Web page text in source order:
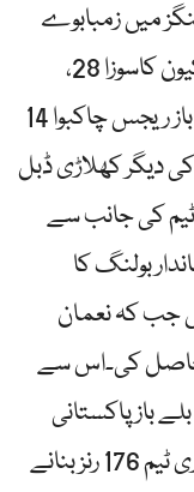
میں زمبابوے
کی جانب سے تریسائی مساکنڈا 43، کیون کاسوزا 28،
کپتان برنڈن ٹیلر 29 اور وکٹ کیپر بلے باز ریجس چاکبوا 14
دیگر کھلاڑی ڈبل
کی جانب سے
بولنگ کا
کیں جب کہ نعمان
حاصل کی۔اس سے
باز پاکستانی
بولرز کے آگے بے بس دکھائی دیے اور پوری ٹیم 176 رنز بنانے